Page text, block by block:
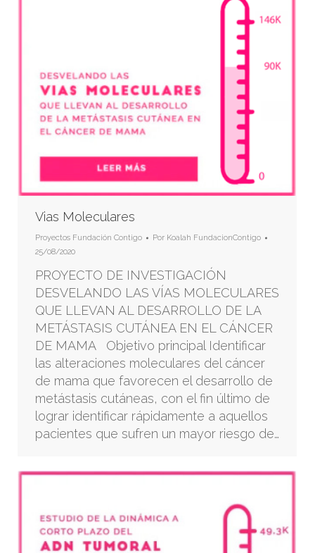
Vias Moleculares
Proyectos Fundación Contigo Por Koalah FundacionContigo
25/08/2020
PROYECTO DE INVESTIGACIÓN
DESVELANDO LAS VÍAS MOLECULARES
QUE LLEVAN AL DESARROLLO DE LA
METÁSTASIS CUTÁNEA EN EL CÁNCER
DE MAMA Objetivo principal Identificar
las alteraciones moleculares del cáncer
de mama que favorecen el desarrollo de
metástasis cutáneas, con el fin último de
lograr identificar rápidamente a aquellos
pacientes que sufren un mayor riesgo de…